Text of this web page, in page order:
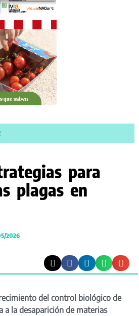
para
plagas en
2026
del control biológico de
a la desaparición de materias